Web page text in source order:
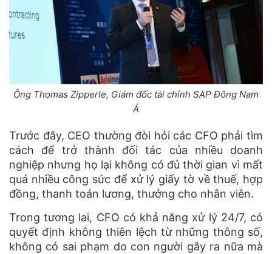
Ông Thomas Zipperle, Giám đốc tài chính SAP Đông Nam
Á
Trước đây, CEO thường đòi hỏi các CFO phải tìm
cách để trở thành đối tác của nhiều doanh
nghiệp nhưng họ lại không có đủ thời gian vì mất
quá nhiều công sức để xử lý giấy tờ về thuế, hợp
đồng, thanh toán lương, thưởng cho nhân viên.
Trong tương lai, CFO có khả năng xử lý 24/7, có
quyết định không thiên lệch từ những thông số,
không có sai phạm do con người gây ra nữa mà